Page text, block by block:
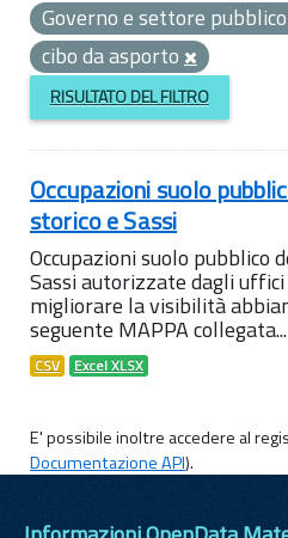
Governo e settore pubblico
cibo da asporto
RISULTATO DEL FILTRO
Occupazioni suolo
storico e Sassi
Occupazioni suolo pubblico
Sassi autorizzate dagli
migliorare la visibilità
seguente MAPPA collegata...
CSV Excel XLSX
E' possibile inoltre accedere al
Documentazione API).